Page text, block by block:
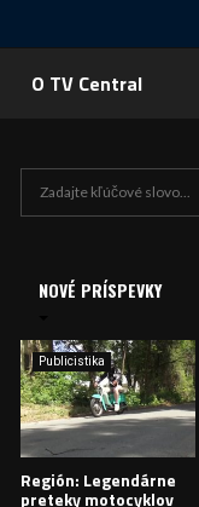
O TV Central
e
:
NOVÉ PRÍSPEVKY
Publicistika
Región: Legendárne
preteky motocyklov